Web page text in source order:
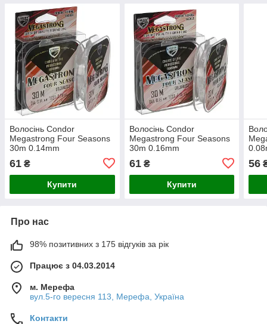
Волосінь Condor
Megastrong Four Seasons
30m 0.14mm
61 ₴
Купити
Волосінь Condor
Megastrong Four Seasons
30m 0.16mm
61₴
Купити
56
Про нас
98% позитивних з 175 відгуків за рік
Працює з 04.03.2014
м. Мерефа
вул.5-го вересня 113, Мерефа, Україна
Контакти